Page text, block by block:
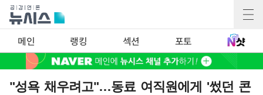
메인 랭킹 섹션 포토
"성욕 채우려고"…동료 여직원에게 '썼던 콘